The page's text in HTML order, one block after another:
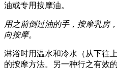
油或专用按摩油。
用之前倒过油的手，按摩乳房
向按摩。
淋浴时用温水和冷水（从下往
的按摩方法。另一种行之有效